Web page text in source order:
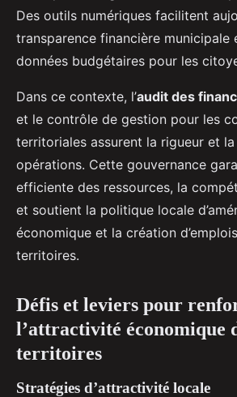
Des outils numériques facilitent
transparence financière municipale
données budgétaires pour les
Dans ce contexte, l’audit des
et le contrôle de gestion pour les
territoriales assurent la rigueur et
opérations. Cette gouvernance
efficiente des ressources, la
et soutient la politique locale
économique et la création
territoires.
Défis et leviers pour
l’attractivité économique
territoires
Stratégies d’attractivité locale